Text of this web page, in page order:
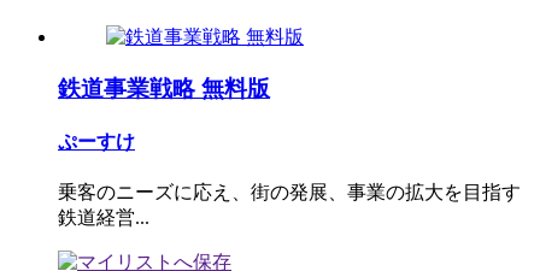
鉄道事業戦略 無料版
ぷーすけ
乗客のニーズに応え、街の発展、事業の拡大を目指す
鉄道経営...